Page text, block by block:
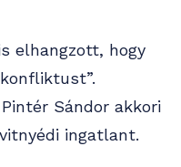
elhangzott, hogy
Sándor akkori
ingatlant.